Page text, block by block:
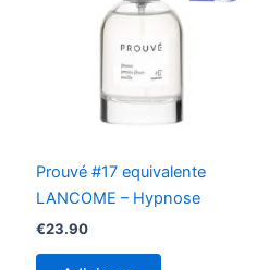
Prouvé #17 equivalente
LANCOME – Hypnose
€23.90